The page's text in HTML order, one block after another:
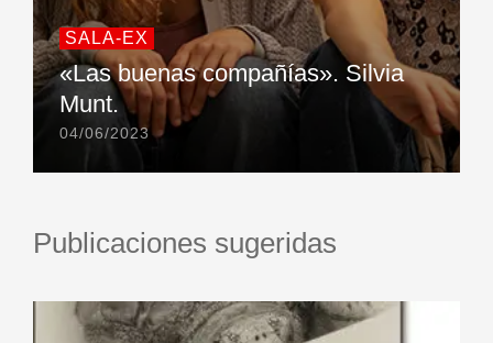
SALA-EX
«Las buenas compañías». Silvia
Munt.
04/06/2023
Publicaciones sugeridas